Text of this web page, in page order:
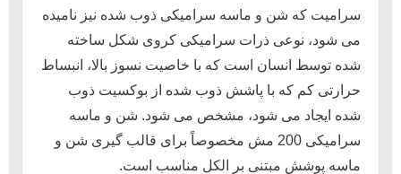
سرامیت که شن و ماسه سرامیکی ذوب شده نیز نامیده
می شود، نوعی ذرات سرامیکی کروی شکل ساخته
شده توسط انسان است که با خاصیت نسوز بالا، انبساط
حرارتی کم که با پاشش ذوب شده از بوکسیت ذوب
شده ایجاد می شود، مشخص می شود.شن و ماسه
سرامیکی 200 مش مخصوصاً برای قالب گیری شن و
ماسه پوشش مبتنی بر الکل مناسب است.